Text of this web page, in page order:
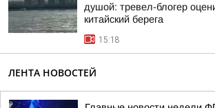
душой: тревел-блогер
китайский берега
15:18
ЛЕНТА НОВОСТЕЙ